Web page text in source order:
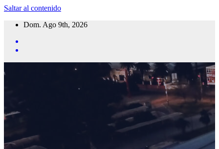
Saltar al contenido
Dom. Ago 9th, 2026